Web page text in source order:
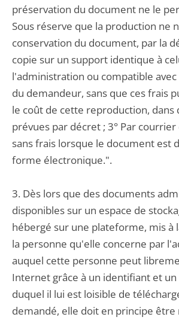
préservation du document ne le
Sous réserve que la production ne
conservation du document, par la
copie sur un support identique à
l'administration ou compatible avec
du demandeur, sans que ces frais
le coût de cette reproduction, dans
prévues par décret ; 3° Par
sans frais lorsque le document est
forme électronique.".
3. Dès lors que des documents
disponibles sur un espace de
hébergé sur une plateforme, mis à
la personne qu'elle concerne par
auquel cette personne peut
Internet grâce à un identifiant et
duquel il lui est loisible de
demandé, elle doit en principe être